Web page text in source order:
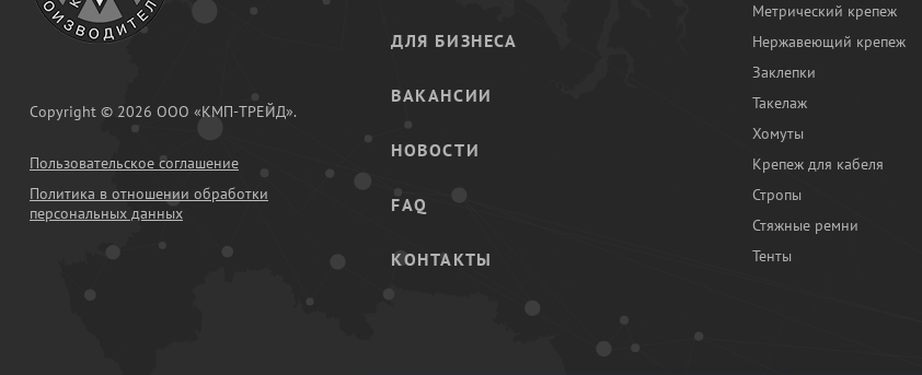
Copyright © 2026 ООО «КМП-ТРЕЙД».
Пользовательское соглашение
Политика в отношении обработки
персональных данных
ДЛЯ БИЗНЕСА
ВАКАНСИИ
НОВОСТИ
FAQ
КОНТАКТЫ
Метрический крепеж
Нержавеющий крепеж
Заклепки
Такелаж
Хомуты
Крепеж для кабеля
Стропы
Стяжные ремни
Тенты